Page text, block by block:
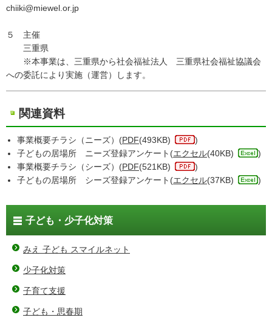
chiiki@miewel.or.jp
５ 主催
三重県
※本事業は、三重県から社会福祉法人 三重県社会福祉協議会
への委託により実施（運営）します。
関連資料
事業概要チラシ（ニーズ）(PDF(493KB)
)
子どもの居場所 ニーズ登録アンケート(エクセル(40KB)
)
事業概要チラシ（シーズ）(PDF(521KB)
)
子どもの居場所 シーズ登録アンケート(エクセル(37KB) )
子ども・少子化対策
みえ 子ども スマイルネット
少子化対策
子育て支援
子ども・思春期